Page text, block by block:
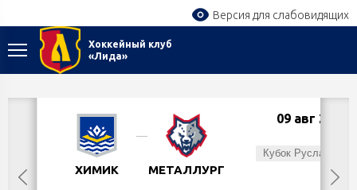
Версия для слабовидящих
Хоккейный клуб
«Лида»
ХИМИК МЕТАЛЛУРГ
09 авг 2026